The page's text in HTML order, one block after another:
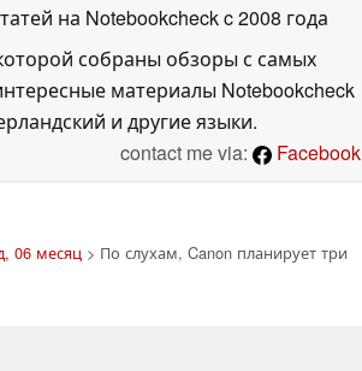
на Notebookcheckc 2008 года
собраны обзоры с самых
материалы Notebookcheck
и другие языки.
contact me via:
Facebook
06 месяц > По слухам, Canon планирует три